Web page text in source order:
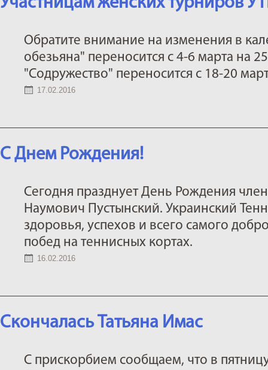
Обратите внимание на изменения в
обезьяна" переносится с 4-6 марта на
"Содружество" переносится с 18-20
17.02.2016
С Днем Рождения!
Сегодня празднует День Рождения
Наумович Пустынский. Украинский
здоровья, успехов и всего самого
побед на теннисных кортах.
16.02.2016
Скончалась Татьяна Имас
С прискорбием сообщаем, что в